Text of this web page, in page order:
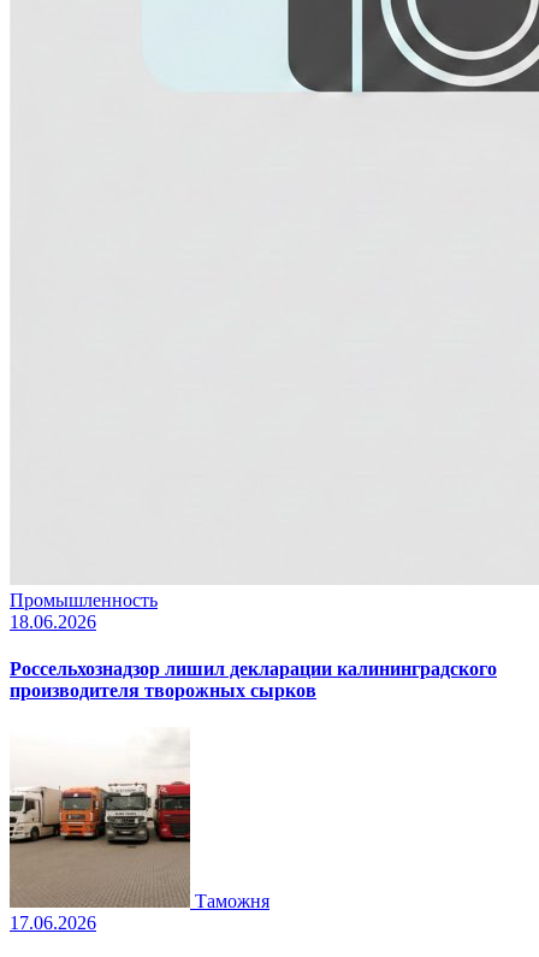
Промышленность
18.06.2026
Россельхознадзор лишил декларации калининградского
производителя творожных сырков
Таможня
17.06.2026